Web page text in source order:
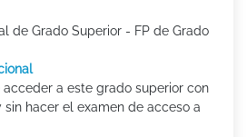
de Grado Superior - FP de Grado
acceder a este grado superior con
hacer el examen de acceso a